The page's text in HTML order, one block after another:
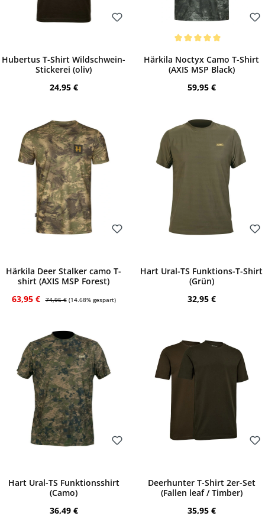
Hubertus T-Shirt Wildschwein-
Stickerei (oliv)
Regulärer Preis:
24,95 €
Bewerten
Härkila Noctyx Camo T-Shirt
(AXIS MSP Black)
Regulärer Preis:
59,95 €
Härkila Deer Stalker camo T-
shirt (AXIS MSP Forest)
Verkaufspreis:
63,95 € Regulärer Preis:
74,95 € (14.68% gespart)
Hart Ural-TS Funktions-T-Shirt
(Grün)
Regulärer Preis:
32,95 €
Hart Ural-TS Funktionsshirt
(Camo)
Regulärer Preis:
36,49 €
Deerhunter T-Shirt 2er-Set
(Fallen leaf / Timber)
Regulärer Preis:
35,95 €